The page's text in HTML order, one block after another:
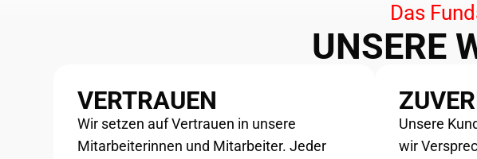
Das
UNSERE
VERTRAUEN
Wir setzen auf Vertrauen in unsere
Mitarbeiterinnen und Mitarbeiter. Jeder
Unsere
wir